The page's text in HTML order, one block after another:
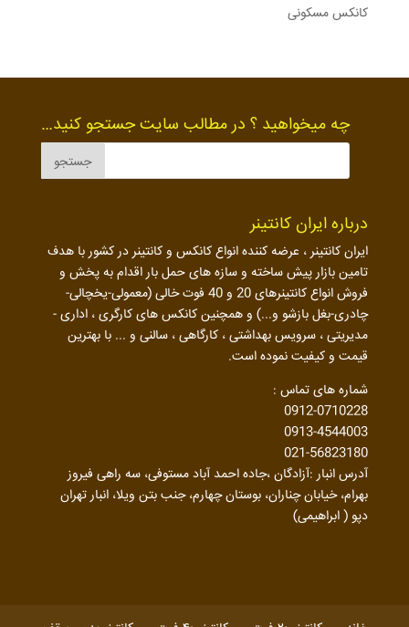
کانکس مسکونی
چه میخواهید ؟ در مطالب سایت جستجو کنید…
درباره ایران کانتینر
ایران کانتینر ، عرضه کننده انواع کانکس و کانتینر در کشور با هدف
تامین بازار پیش ساخته و سازه های حمل بار اقدام به پخش و
فروش انواع کانتینرهای 20 و 40 فوت خالی (معمولی-یخچالی-
چادری-بغل بازشو و...) و همچنین کانکس های کارگری ، اداری -
مدیریتی ، سرویس بهداشتی ، کارگاهی ، سالنی و ... با بهترین
قیمت و کیفیت نموده است.
شماره های تماس :
0912-0710228
0913-4544003
021-56823180
آدرس انبار :آزادگان ،جاده احمد آباد مستوفی، سه راهی فیروز
بهرام، خیابان چناران، بوستان چهارم، جنب بتن ویلا، انبار تهران
دپو ( ابراهیمی)